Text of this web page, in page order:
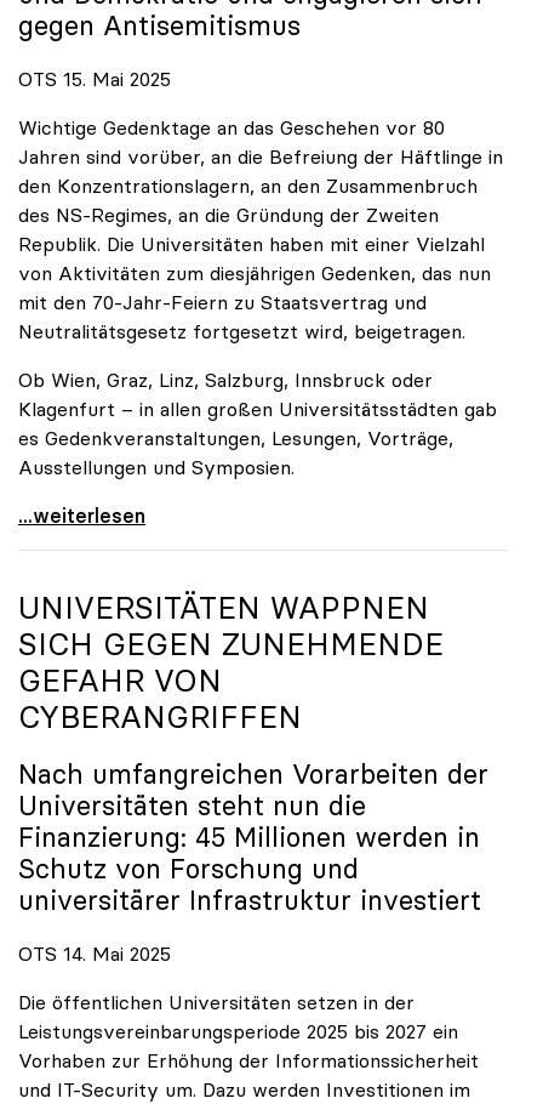
gegen Antisemitismus
OTS 15. Mai 2025
Wichtige Gedenktage an das Geschehen vor 80
Jahren sind vorüber, an die Befreiung der Häftlinge in
den Konzentrationslagern, an den Zusammenbruch
des NS-Regimes, an die Gründung der Zweiten
Republik. Die Universitäten haben mit einer Vielzahl
von Aktivitäten zum diesjährigen Gedenken, das nun
mit den 70-Jahr-Feiern zu Staatsvertrag und
Neutralitätsgesetz fortgesetzt wird, beigetragen.
Ob Wien, Graz, Linz, Salzburg, Innsbruck oder
Klagenfurt – in allen großen Universitätsstädten gab
es Gedenkveranstaltungen, Lesungen, Vorträge,
Ausstellungen und Symposien.
uniko-Präsidentin Brigitte Hütter zu Gedenkjahr:
...weiterlesen
UNIVERSITÄTEN WAPPNEN
SICH GEGEN ZUNEHMENDE
GEFAHR VON
CYBERANGRIFFEN
Nach umfangreichen Vorarbeiten der
Universitäten steht nun die
Finanzierung: 45 Millionen werden in
Schutz von Forschung und
universitärer Infrastruktur investiert
OTS 14. Mai 2025
Die öffentlichen Universitäten setzen in der
Leistungsvereinbarungsperiode 2025 bis 2027 ein
Vorhaben zur Erhöhung der Informationssicherheit
und IT-Security um. Dazu werden Investitionen im